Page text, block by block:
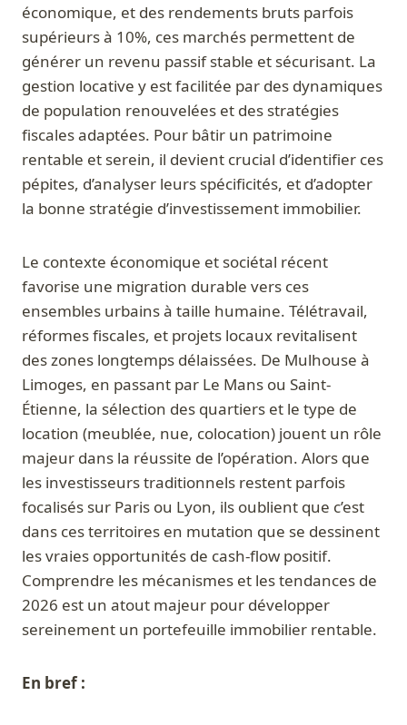
économique, et des rendements bruts parfois
supérieurs à 10%, ces marchés permettent de
générer un revenu passif stable et sécurisant. La
gestion locative y est facilitée par des dynamiques
de population renouvelées et des stratégies
fiscales adaptées. Pour bâtir un patrimoine
rentable et serein, il devient crucial d’identifier ces
pépites, d’analyser leurs spécificités, et d’adopter
la bonne stratégie d’investissement immobilier.
Le contexte économique et sociétal récent
favorise une migration durable vers ces
ensembles urbains à taille humaine. Télétravail,
réformes fiscales, et projets locaux revitalisent
des zones longtemps délaissées. De Mulhouse à
Limoges, en passant par Le Mans ou Saint-
Étienne, la sélection des quartiers et le type de
location (meublée, nue, colocation) jouent un rôle
majeur dans la réussite de l’opération. Alors que
les investisseurs traditionnels restent parfois
focalisés sur Paris ou Lyon, ils oublient que c’est
dans ces territoires en mutation que se dessinent
les vraies opportunités de cash-flow positif.
Comprendre les mécanismes et les tendances de
2026 est un atout majeur pour développer
sereinement un portefeuille immobilier rentable.
En bref :